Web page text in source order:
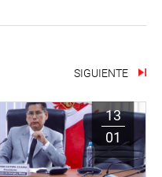
SIGUIENTE
13
01